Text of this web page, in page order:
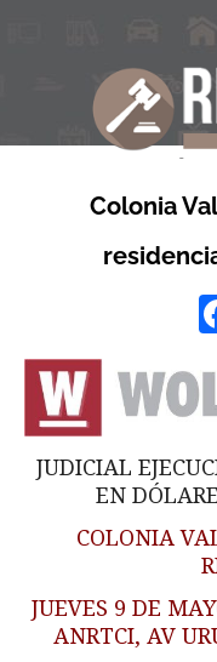
Colonia
JUDICIAL
EN
COLONIA
JUEVES 9 DE
ANRTCI, AV